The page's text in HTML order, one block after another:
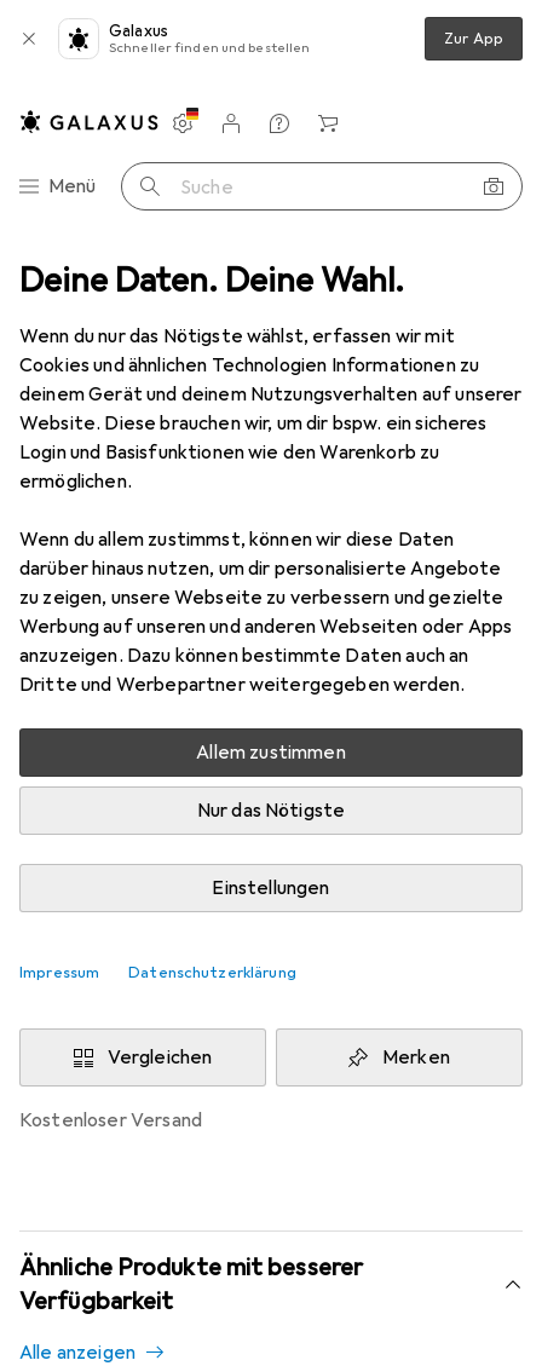
Deine Daten. Deine Wahl.
Wenn du nur das Nötigste wählst, erfassen wir mit
Cookies und ähnlichen Technologien Informationen zu
deinem Gerät und deinem Nutzungsverhalten auf unserer
Website. Diese brauchen wir, um dir bspw. ein sicheres
Login und Basisfunktionen wie den Warenkorb zu
ermöglichen.
Wenn du allem zustimmst, können wir diese Daten
darüber hinaus nutzen, um dir personalisierte Angebote
zu zeigen, unsere Webseite zu verbessern und gezielte
Werbung auf unseren und anderen Webseiten oder Apps
anzuzeigen. Dazu können bestimmte Daten auch an
Dritte und Werbepartner weitergegeben werden.
Allem zustimmen
Nur das Nötigste
Einstellungen
Impressum Datenschutzerklärung
Galaxus
Schneller finden und bestellen Zur App
Navigation nach Kategorien
Menü Suche
Einstellungen
Kundenkonto
Vergleichslisten
Merklisten
Warenkorb
Sport Ballsport Zubehör Ballsport Exit Tempo Rebounder
9 Bilder
Exit Tempo Rebounder
EUR
70,83
Schneller lieferbar
Angebot für
Bewertungen
Zwischen Mi, 2.9. und Mi, 9.9. geliefert
Benachrichtigen, wenn schneller verfügbar
Vergleichen Merken
kostenloser Versand
Ähnliche Produkte mit besserer
Verfügbarkeit
Alle anzeigen